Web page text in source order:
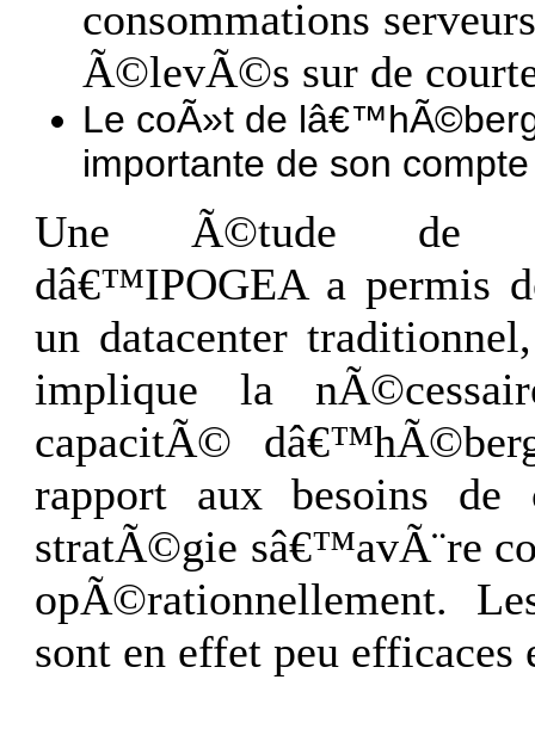
consommations
Ã©levÃ©s sur de
Le coÃ»t de
importante de son
Une Ã©tude de
dâ€™IPOGEA a permis
un datacenter
implique la
capacitÃ©
rapport aux besoins de
stratÃ©gie sâ€™avÃ¨re
opÃ©rationnellement.
sont en effet peu efficaces